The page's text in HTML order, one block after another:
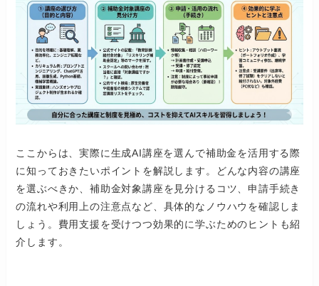
ここからは、実際に生成AI講座を選んで補助金を活用する際
に知っておきたいポイントを解説します。どんな内容の講座
を選ぶべきか、補助金対象講座を見分けるコツ、申請手続き
の流れや利用上の注意点など、具体的なノウハウを確認しま
しょう。費用支援を受けつつ効果的に学ぶためのヒントも紹
介します。